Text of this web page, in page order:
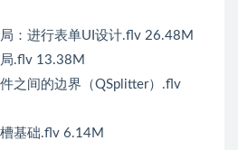
：进行表单UI设计.flv 26.48M
.flv 13.38M
之间的边界（QSplitter）.flv
基础.flv 6.14M